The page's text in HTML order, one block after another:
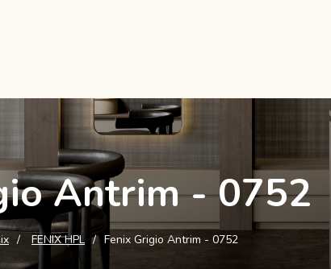
Antrim - 0752
FENIX HPL Fenix Grigio Antrim - 0752